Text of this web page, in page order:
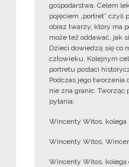
gospodarstwa. Celem
pojęciem „portret” czyli
obraz twarzy, który ma
może też oddawać, jak
Dzieci dowiedzą się co
człowieku. Kolejnym
portretu postaci
Podczas jego tworzenia
nie zna granic. Tworząc
pytania:
Wincenty Witos, kolega
Wincenty Witos,
Wincenty Witos, kolega